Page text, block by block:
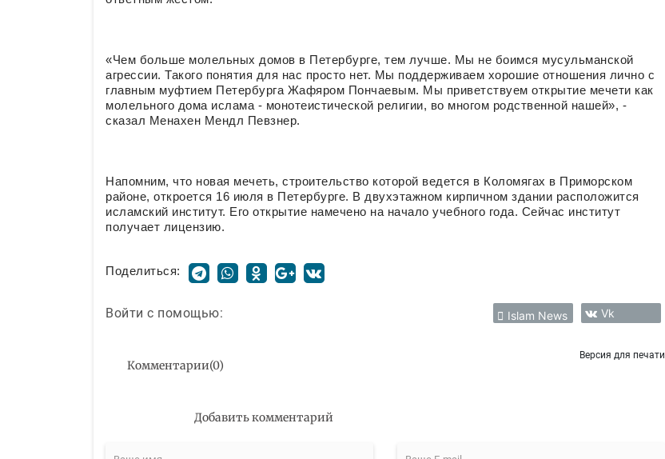
«Чем больше молельных домов в Петербурге, тем лучше. Мы не боимся мусульманской
агрессии. Такого понятия для нас просто нет. Мы поддерживаем хорошие отношения лично с
главным муфтием Петербурга Жафяром Пончаевым. Мы приветствуем открытие мечети как
молельного дома ислама - монотеистической религии, во многом родственной нашей», -
сказал Менахен Мендл Певзнер.
Напомним, что новая мечеть, строительство которой ведется в Коломягах в Приморском
районе, откроется 16 июля в Петербурге. В двухэтажном кирпичном здании расположится
исламский институт. Его открытие намечено на начало учебного года. Сейчас институт
получает лицензию.
Поделиться:
Войти с помощью: Islam News Vk
Комментарии(0)
Версия для печати
Добавить комментарий